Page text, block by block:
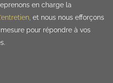
en charge la
l’entretien, et nous nous efforçons
pour répondre à vos